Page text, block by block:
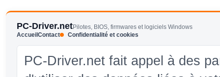
PC-Driver.netPilotes, BIOS, firmwares et logiciels Windows
AccueilContact Confidentialité et cookies
PC-Driver.net fait appel à des